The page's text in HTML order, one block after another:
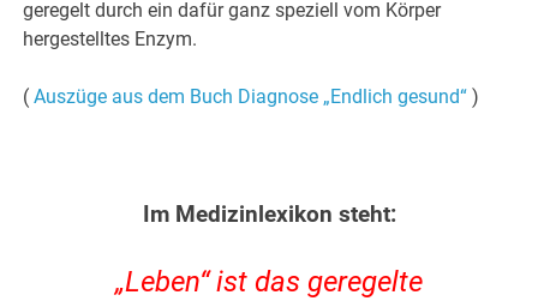
geregelt durch ein dafür ganz speziell vom Körper
hergestelltes Enzym.
(Auszüge aus dem Buch Diagnose „Endlich gesund“ )
Im Medizinlexikon steht:
„Leben“ ist das geregelte